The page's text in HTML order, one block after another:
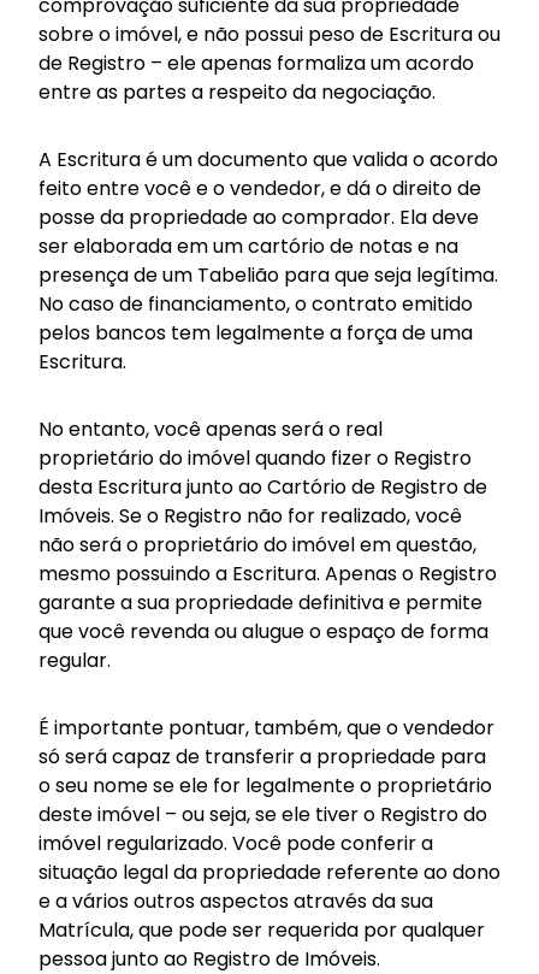
sobre o imóvel, e não possui peso de Escritura ou
de Registro – ele apenas formaliza um acordo
entre as partes a respeito da negociação.
A Escritura é um documento que valida o acordo
feito entre você e o vendedor, e dá o direito de
posse da propriedade ao comprador. Ela deve
ser elaborada em um cartório de notas e na
presença de um Tabelião para que seja legítima.
No caso de financiamento, o contrato emitido
pelos bancos tem legalmente a força de uma
Escritura.
No entanto, você apenas será o real
proprietário do imóvel quando fizer o Registro
desta Escritura junto ao Cartório de Registro de
Imóveis. Se o Registro não for realizado, você
não será o proprietário do imóvel em questão,
mesmo possuindo a Escritura. Apenas o Registro
garante a sua propriedade definitiva e permite
que você revenda ou alugue o espaço de forma
regular.
É importante pontuar, também, que o vendedor
só será capaz de transferir a propriedade para
o seu nome se ele for legalmente o proprietário
deste imóvel – ou seja, se ele tiver o Registro do
imóvel regularizado. Você pode conferir a
situação legal da propriedade referente ao dono
e a vários outros aspectos através da sua
Matrícula, que pode ser requerida por qualquer
pessoa junto ao Registro de Imóveis.